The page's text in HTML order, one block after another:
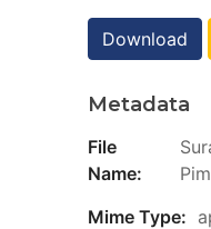
Download
Metadata
File
Name:
Mime Type: